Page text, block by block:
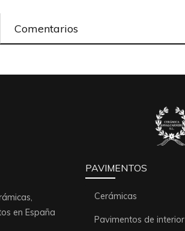
Comentarios
en España
PAVIMENTOS
Cerámicas
Pavimentos de interior